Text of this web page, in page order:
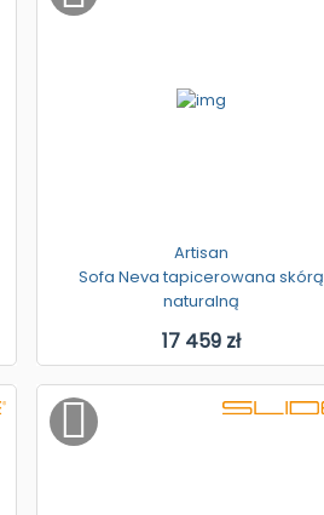
Artisan
Sofa Neva tapicerowana skórą
naturalną
17 459 zł